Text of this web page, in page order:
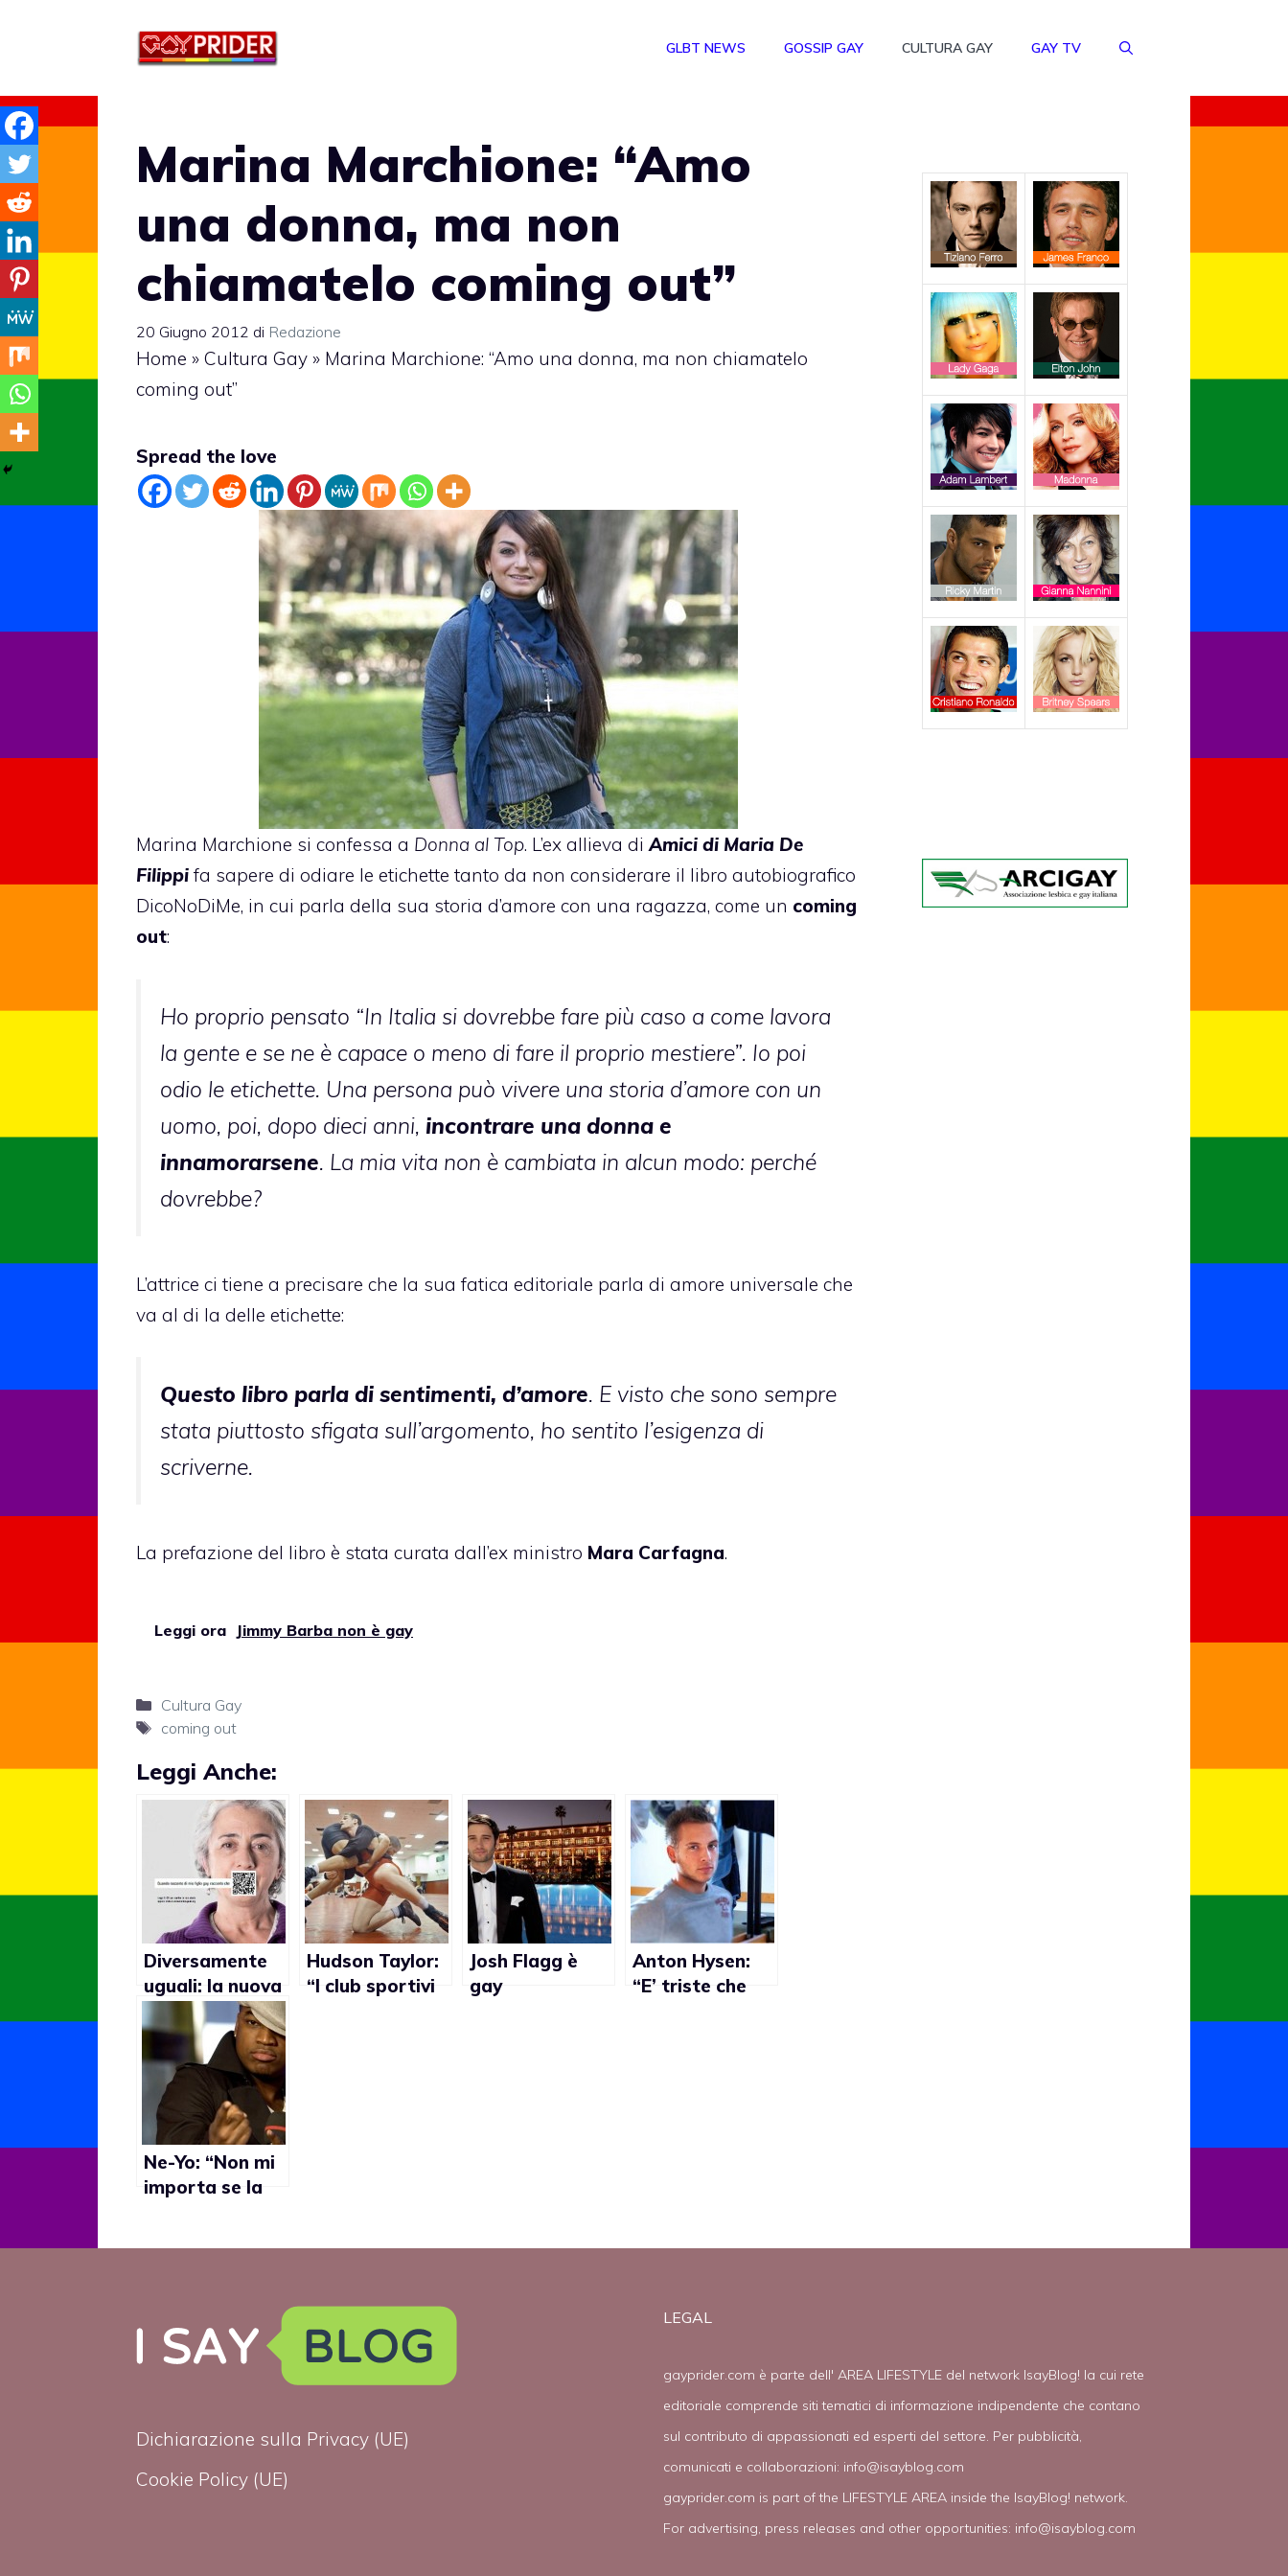
GLBT NEWS GOSSIP GAY CULTURA GAY GAY TV
Marina Marchione: “Amo
una donna, ma non
chiamatelo coming out”
20 Giugno 2012 di Redazione
Home » Cultura Gay » Marina Marchione: “Amo una donna, ma non chiamatelo
coming out”
Spread the love
Marina Marchione si confessa a Donna al Top. L’ex allieva diAmici di Maria De
Filippi fa sapere di odiare le etichette tanto da non considerare il libro autobiografico
DicoNoDiMe, in cui parla della sua storia d’amore con una ragazza, come un coming
out:
Ho proprio pensato “In Italia si dovrebbe fare più caso a come lavora
la gente e se ne è capace o meno di fare il proprio mestiere”. Io poi
odio le etichette. Una persona può vivere una storia d’amore con un
uomo, poi, dopo dieci anni, incontrare una donna e
innamorarsene. La mia vita non è cambiata in alcun modo: perché
dovrebbe?
L’attrice ci tiene a precisare che la sua fatica editoriale parla di amore universale che
va al di la delle etichette:
Questo libro parla di sentimenti, d’amore. E visto che sono sempre
stata piuttosto sfigata sull’argomento, ho sentito l’esigenza di
scriverne.
La prefazione del libro è stata curata dall’ex ministro Mara Carfagna.
Leggi ora Jimmy Barba non è gay
Categorie
Cultura Gay
Tag
coming out
Leggi Anche:
Diversamente
uguali: la nuova
campgna
Arcigay
Hudson Taylor:
“I club sportivi
Josh Flagg è
gay
Anton Hysen:
“E’ triste che
Ne-Yo: “Non mi
importa se la
Dichiarazione sulla Privacy (UE)
Cookie Policy (UE)
LEGAL
gayprider.com è parte dell' AREA LIFESTYLE del network IsayBlog! la cui rete
editoriale comprende siti tematici di informazione indipendente che contano
sul contributo di appassionati ed esperti del settore. Per pubblicità,
comunicati e collaborazioni: info@isayblog.com
gayprider.com is part of the LIFESTYLE AREA inside the IsayBlog! network.
For advertising, press releases and other opportunities: info@isayblog.com